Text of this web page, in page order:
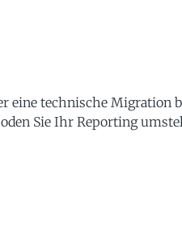
eine technische Migration
Sie Ihr Reporting